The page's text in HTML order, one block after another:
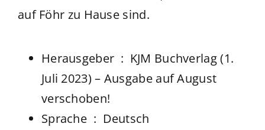
auf Föhr zu Hause sind.
Herausgeber ‏ : ‎ KJM Buchverlag (1.
Juli 2023) – Ausgabe auf August
verschoben!
Sprache ‏ : ‎ Deutsch